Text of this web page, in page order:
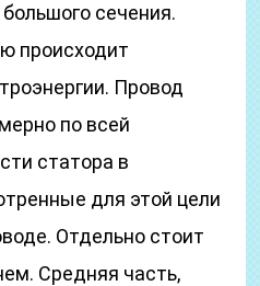
сечения.
происходит
Провод
по всей
статора в
для этой цели
Отдельно стоит
Средняя часть,